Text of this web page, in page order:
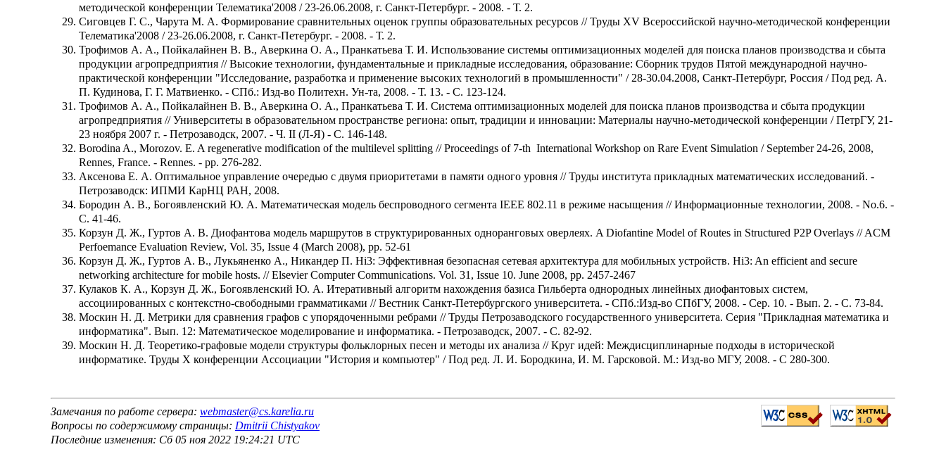
методической конференции Телематика'2008 / 23-26.06.2008, г. Санкт-Петербург. - 2008. - Т. 2.
Сиговцев Г. С., Чарута М. А. Формирование сравнительных оценок группы образовательных ресурсов // Труды XV Всероссийской научно-методической конференции
Телематика'2008 / 23-26.06.2008, г. Санкт-Петербург. - 2008. - Т. 2.
Трофимов А. А., Пойкалайнен В. В., Аверкина О. А., Пранкатьева Т. И. Использование системы оптимизационных моделей для поиска планов производства и сбыта
продукции агропредприятия // Высокие технологии, фундаментальные и прикладные исследования, образование: Сборник трудов Пятой международной научно-
практической конференции "Исследование, разработка и применение высоких технологий в промышленности" / 28-30.04.2008, Санкт-Петербург, Россия / Под ред. А.
П. Кудинова, Г. Г. Матвиенко. - СПб.: Изд-во Политехн. Ун-та, 2008. - Т. 13. - С. 123-124.
Трофимов А. А., Пойкалайнен В. В., Аверкина О. А., Пранкатьева Т. И. Система оптимизационных моделей для поиска планов производства и сбыта продукции
агропредприятия // Университеты в образовательном пространстве региона: опыт, традиции и инновации: Материалы научно-методической конференции / ПетрГУ, 21-
23 ноября 2007 г. - Петрозаводск, 2007. - Ч. II (Л-Я) - С. 146-148.
Borodina A., Morozov. E. A regenerative modification of the multilevel splitting // Proceedings of 7-th International Workshop on Rare Event Simulation / September 24-26, 2008,
Rennes, France. - Rennes. - pp. 276-282.
Аксенова Е. А. Оптимальное управление очередью с двумя приоритетами в памяти одного уровня // Труды института прикладных математических исследований. -
Петрозаводск: ИПМИ КарНЦ РАН, 2008.
Бородин А. В., Богоявленский Ю. А. Математическая модель беспроводного сегмента IEEE 802.11 в режиме насыщения // Информационные технологии, 2008. - No.6. -
С. 41-46.
Корзун Д. Ж., Гуртов А. В. Диофантова модель маршрутов в структурированных одноранговых оверлеях. A Diofantine Model of Routes in Structured P2P Overlays // ACM
Perfoemance Evaluation Review, Vol. 35, Issue 4 (March 2008), pp. 52-61
Корзун Д. Ж., Гуртов А. В., Лукьяненко А., Никандер П. Hi3: Эффективная безопасная сетевая архитектура для мобильных устройств. Hi3: An efficient and secure
networking architecture for mobile hosts. // Elsevier Computer Communications. Vol. 31, Issue 10. June 2008, pp. 2457-2467
Кулаков К. А., Корзун Д. Ж., Богоявленский Ю. А. Итеративный алгоритм нахождения базиса Гильберта однородных линейных диофантовых систем,
ассоциированных с контекстно-свободными грамматиками // Вестник Санкт-Петербургского университета. - СПб.:Изд-во СПбГУ, 2008. - Сер. 10. - Вып. 2. - С. 73-84.
Москин Н. Д. Метрики для сравнения графов с упорядоченными ребрами // Труды Петрозаводского государственного университета. Серия "Прикладная математика и
информатика". Вып. 12: Математическое моделирование и информатика. - Петрозаводск, 2007. - С. 82-92.
Москин Н. Д. Теоретико-графовые модели структуры фольклорных песен и методы их анализа // Круг идей: Междисциплинарные подходы в исторической
информатике. Труды Х конференции Ассоциации "История и компьютер" / Под ред. Л. И. Бородкина, И. М. Гарсковой. М.: Изд-во МГУ, 2008. - С 280-300.
Замечания по работе сервера: webmaster@cs.karelia.ru
Вопросы по содержимому страницы: Dmitrii Chistyakov
Последние изменения: Сб 05 ноя 2022 19:24:21 UTC